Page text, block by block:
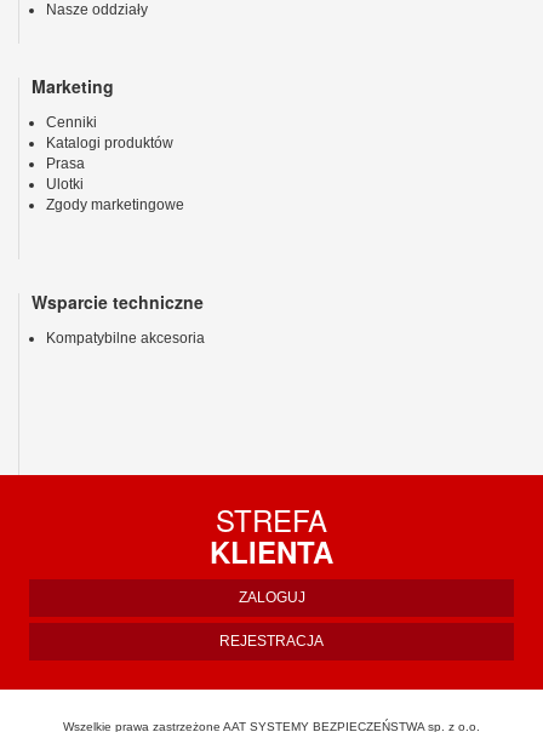
Nasze oddziały
Marketing
Cenniki
Katalogi produktów
Prasa
Ulotki
Zgody marketingowe
Wsparcie techniczne
Kompatybilne akcesoria
STREFA
KLIENTA
ZALOGUJ
REJESTRACJA
Wszelkie prawa zastrzeżone AAT SYSTEMY BEZPIECZEŃSTWA sp. z o.o.